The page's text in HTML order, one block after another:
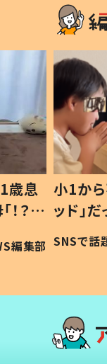
歳息
？」
編集部
小1から
ッド」
作り
#令和の
SNSで話